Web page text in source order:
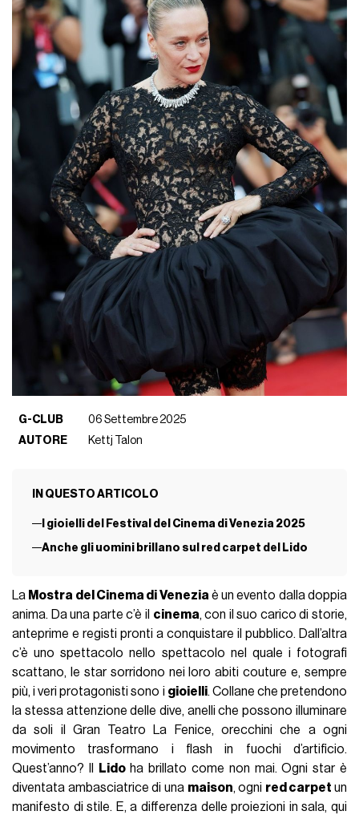
G-CLUB
06 Settembre 2025
AUTORE
Kettj Talon
IN QUESTO ARTICOLO
I gioielli del Festival del Cinema di Venezia 2025
Anche gli uomini brillano sul red carpet del Lido
La Mostra del Cinema di Venezia è un evento dalla doppia
anima. Da una parte c’è il cinema, con il suo carico di storie,
anteprime e registi pronti a conquistare il pubblico. Dall’altra
c’è uno spettacolo nello spettacolo nel quale i fotografi
scattano, le star sorridono nei loro abiti couture e, sempre
più, i veri protagonisti sono i gioielli. Collane che pretendono
la stessa attenzione delle dive, anelli che possono illuminare
da soli il Gran Teatro La Fenice, orecchini che a ogni
movimento trasformano i flash in fuochi d’artificio.
Quest’anno? Il
Lidoha brillato come non mai. Ogni star è
diventata ambasciatrice di una maison, ogni red carpet un
manifesto di stile. E, a differenza delle proiezioni in sala, qui